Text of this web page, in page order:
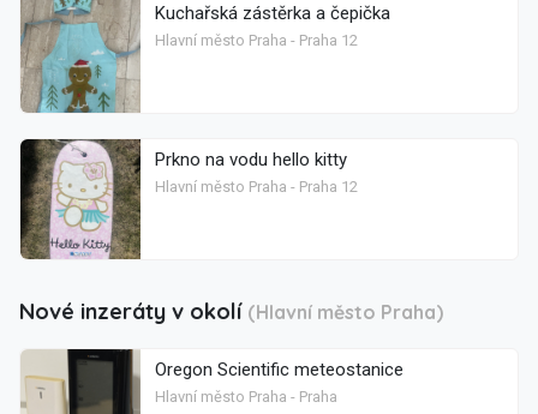
Kuchařská zástěrka a čepička
Hlavní město Praha - Praha 12
Prkno na vodu hello kitty
Hlavní město Praha - Praha 12
Nové inzeráty v okolí (Hlavní město Praha)
Oregon Scientific meteostanice
Hlavní město Praha - Praha